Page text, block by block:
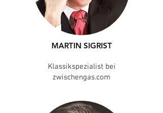
MARTIN SIGRIST
Klassikspezialist bei
zwischengas.com